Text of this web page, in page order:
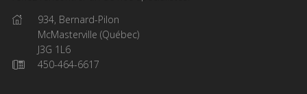
934, Bernard-Pilon
McMasterville (Québec)
J3G 1L6
450-464-6617